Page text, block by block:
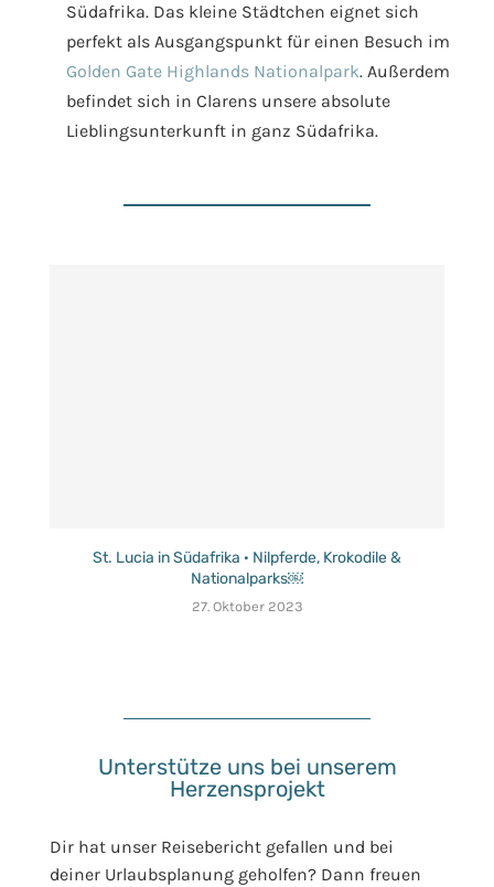
Südafrika. Das kleine Städtchen eignet sich
perfekt als Ausgangspunkt für einen Besuch im
Golden Gate Highlands Nationalpark. Außerdem
befindet sich in Clarens unsere absolute
Lieblingsunterkunft in ganz Südafrika.
St. Lucia in Südafrika · Nilpferde, Krokodile &
Nationalparks￼
27. Oktober 2023
Unterstütze uns bei unserem
Herzensprojekt
Dir hat unser Reisebericht gefallen und bei
deiner Urlaubsplanung geholfen? Dann freuen